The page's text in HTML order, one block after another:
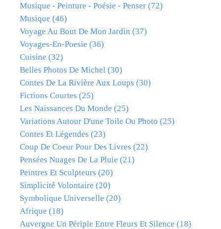
Musique - Peinture - Poésie - Penser (72)
Musique (46)
Voyage Au Bout De Mon Jardin (37)
Voyages-En-Poesie (36)
Cuisine (32)
Belles Photos De Michel (30)
Contes De La Rivière Aux Loups (30)
Fictions Courtes (25)
Les Naissances Du Monde (25)
Variations Autour D'une Toile Ou Photo (25)
Contes Et Légendes (23)
Coup De Coeur Pour Des Livres (22)
Pensées Nuages De La Pluie (21)
Peintres Et Sculpteurs (20)
Simplicité Volontaire (20)
Symbolique Universelle (20)
Afrique (18)
Auvergne Un Périple Entre Fleurs Et Silence (18)